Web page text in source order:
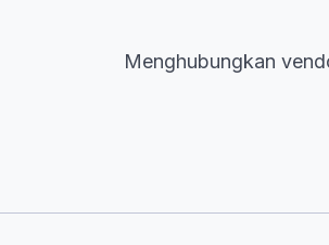
Menghubungkan